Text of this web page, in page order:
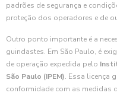
padrões de segurança e
proteção dos operadores e de
Outro ponto importante é a
guindastes. Em São Paulo, é
de operação expedida pelo
São Paulo (IPEM). Essa licença
conformidade com as medidas